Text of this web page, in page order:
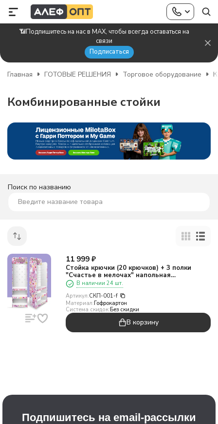
📶Подпишитесь на нас в MAX, чтобы всегда оставаться на
связи
Подписаться
Главная ГОТОВЫЕ РЕШЕНИЯ Торговое оборудование
Комбинированные стойки
Поиск по названию
11 999 ₽
Стойка крючки (20 крючков) + 3 полки
"Счастье в мелочах" напольная
1940*560*300 мм
В наличии 24 шт.
Артикул:СКП-001-f
Материал:Гофрокартон
Система скидок:Без скидки
В корзину
Подпишитесь на email-рассылки